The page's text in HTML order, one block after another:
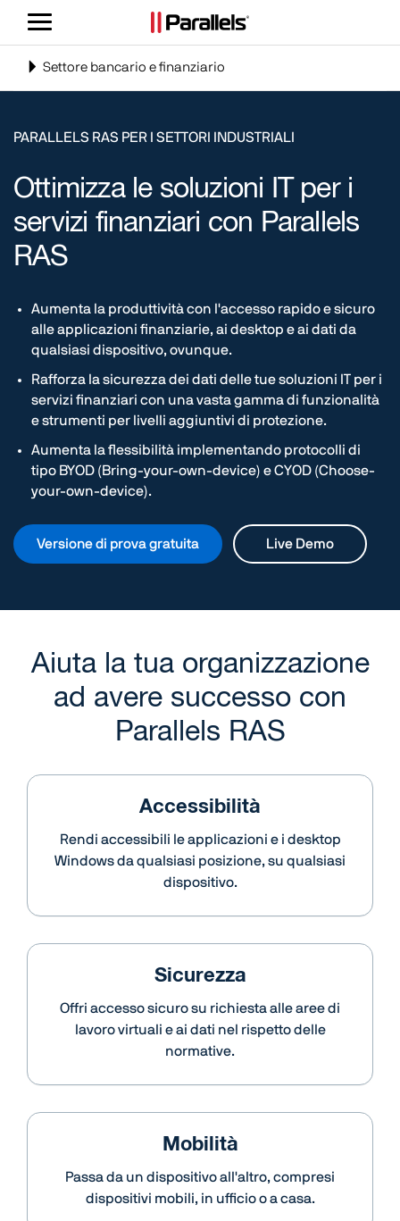
Attiva/Disattiva
Toggle
Settore bancario e finanziario
PARALLELS RAS PER I SETTORI INDUSTRIALI
Ottimizza le soluzioni IT per i
servizi finanziari con Parallels
RAS
Aumenta la produttività con l'accesso rapido e sicuro
alle applicazioni finanziarie, ai desktop e ai dati da
qualsiasi dispositivo, ovunque.
Rafforza la sicurezza dei dati delle tue soluzioni IT per i
servizi finanziari con una vasta gamma di funzionalità
e strumenti per livelli aggiuntivi di protezione.
Aumenta la flessibilità implementando protocolli di
tipo BYOD (Bring-your-own-device) e CYOD (Choose-
your-own-device).
Versione di prova gratuita Live Demo
Aiuta la tua organizzazione
ad avere successo con
Parallels RAS
Accessibilità
Rendi accessibili le applicazioni e i desktop
Windows da qualsiasi posizione, su qualsiasi
dispositivo.
Sicurezza
Offri accesso sicuro su richiesta alle aree di
lavoro virtuali e ai dati nel rispetto delle
normative.
Mobilità
Passa da un dispositivo all'altro, compresi
dispositivi mobili, in ufficio o a casa.